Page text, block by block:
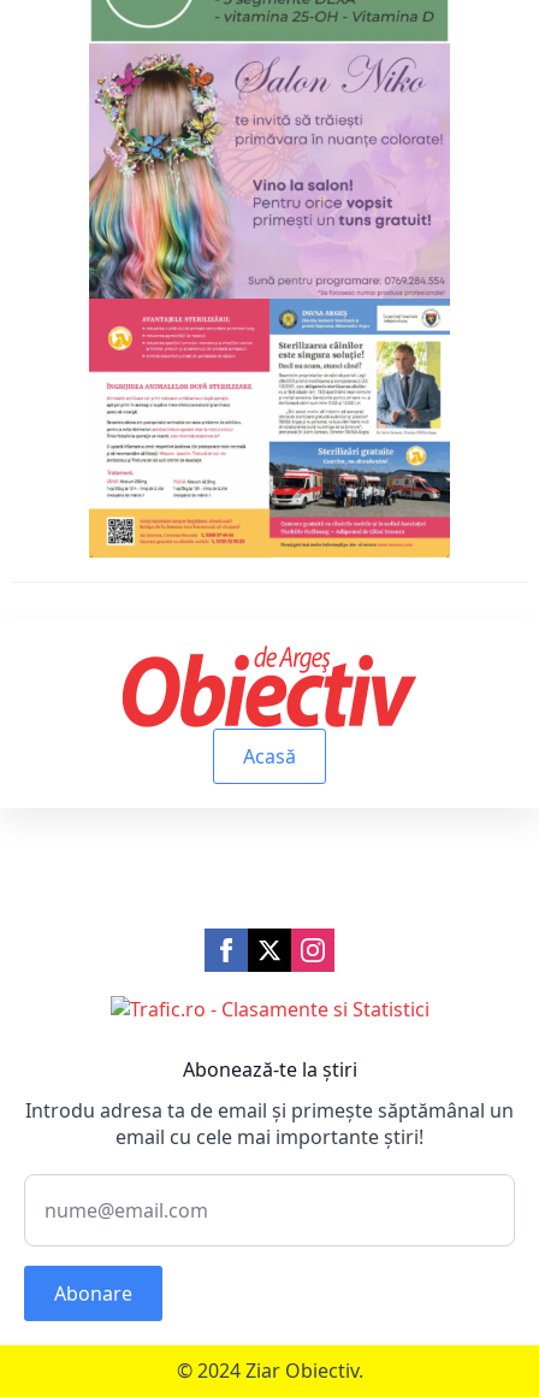
Acasă
Abonează-te la știri
Introdu adresa ta de email și primește săptămânal un
email cu cele mai importante știri!
Abonare
© 2024 Ziar Obiectiv.